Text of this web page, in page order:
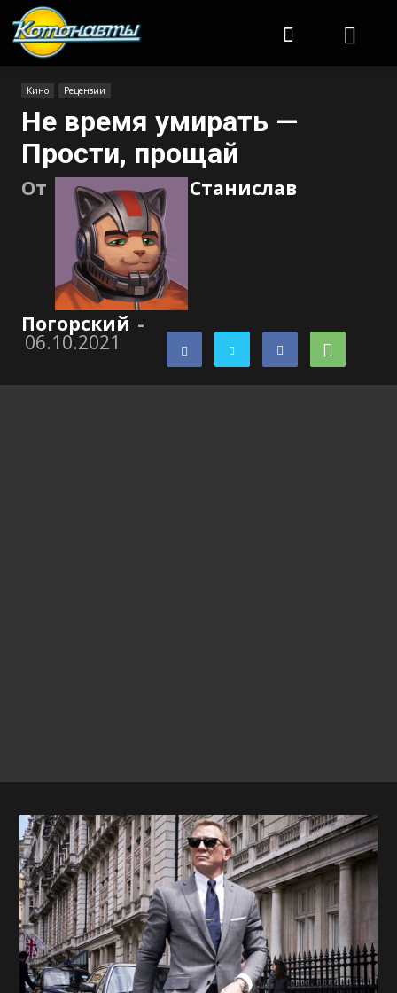
Кино Рецензии
Не время умирать —
Прости, прощай
От Станислав
Погорский -
06.10.2021